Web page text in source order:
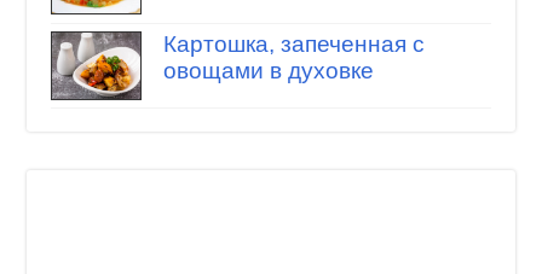
Картошка, запеченная с
овощами в духовке